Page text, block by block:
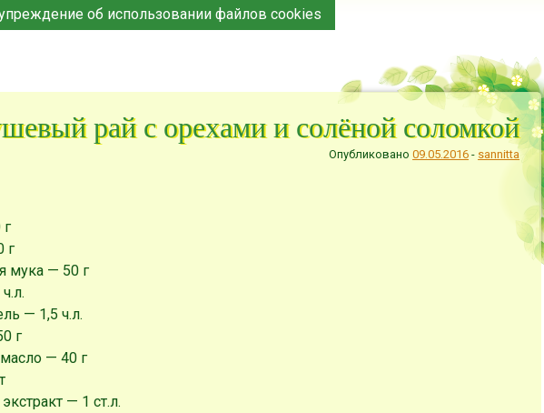
об использовании файлов cookies
рай с орехами и солёной соломкой
Опубликовано09.05.2016 - sannitta
г
мука — 50 г
— 1,5 ч.л.
г
— 40 г
— 1 ст.л.